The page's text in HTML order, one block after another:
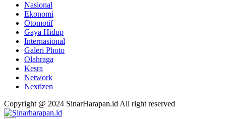
Nasional
Ekonomi
Otomotif
Gaya Hidup
Internasional
Galeri Photo
Olahraga
Kesra
Network
Nextizen
Copyright @ 2024 SinarHarapan.id All right reserved